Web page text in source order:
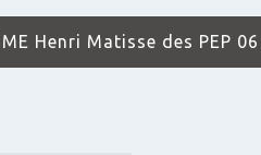
Henri Matisse des PEP 06